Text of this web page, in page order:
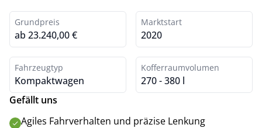
Grundpreis
ab 23.240,00 €
Marktstart
2020
Fahrzeugtyp
Kompaktwagen
Kofferraumvolumen
270 - 380 l
Gefällt uns
Agiles Fahrverhalten und präzise Lenkung